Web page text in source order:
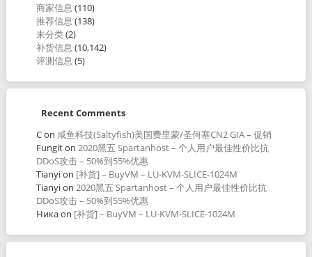
商家信息 (110)
推荐信息 (138)
未分类(2)
补货信息 (10,142)
评测信息 (5)
Recent Comments
Con 咸鱼科技(Saltyfish)美国费里蒙/圣何塞CN2 GIA – 促销
Fungiton 2020黑五 Spartanhost – 个人用户最佳性价比抗
DDoS攻击 – 50%到55%优惠
Tianyion [补货] – BuyVM – LU-KVM-SLICE-1024M
Tianyion 2020黑五 Spartanhost – 个人用户最佳性价比抗
DDoS攻击 – 50%到55%优惠
Никаon [补货] – BuyVM – LU-KVM-SLICE-1024M